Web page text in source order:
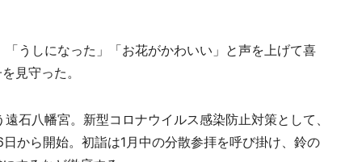
うしになった」「お花がかわいい」と声を上げて喜
見守った。
石八幡宮。新型コロナウイルス感染防止対策として、
から開始。初詣は1月中の分散参拝を呼び掛け、鈴の